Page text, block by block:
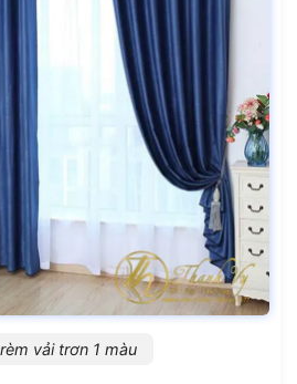
vải trơn 1 màu